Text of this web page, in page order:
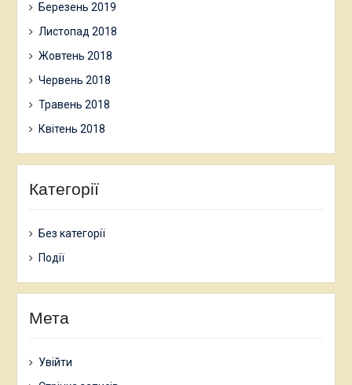
Березень 2019
Листопад 2018
Жовтень 2018
Червень 2018
Травень 2018
Квітень 2018
Категорії
Без категорії
Події
Мета
Увійти